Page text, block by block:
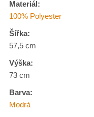
Materiál:
100% Polyester
Šířka:
57,5 cm
Výška:
73 cm
Barva:
Modrá